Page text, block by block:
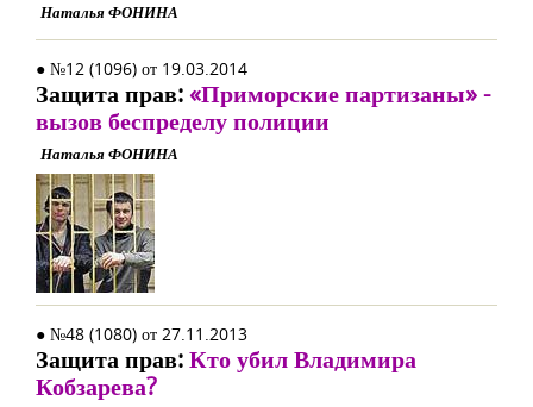
Наталья ФОНИНА
● №12 (1096) от 19.03.2014
Защита прав:«Приморские партизаны» -
вызов беспределу полиции
Наталья ФОНИНА
● №48 (1080) от 27.11.2013
Защита прав:Кто убил Владимира
Кобзарева?